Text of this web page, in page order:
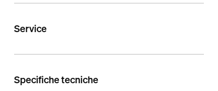
Service
Specifiche tecniche